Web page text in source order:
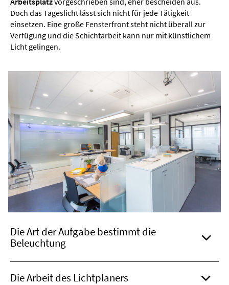
Doch das Tageslicht lässt sich nicht für jede Tätigkeit
einsetzen. Eine große Fensterfront steht nicht überall zur
Verfügung und die Schichtarbeit kann nur mit künstlichem
Licht gelingen.
Die Art der Aufgabe bestimmt die
Beleuchtung
Die Arbeit des Lichtplaners